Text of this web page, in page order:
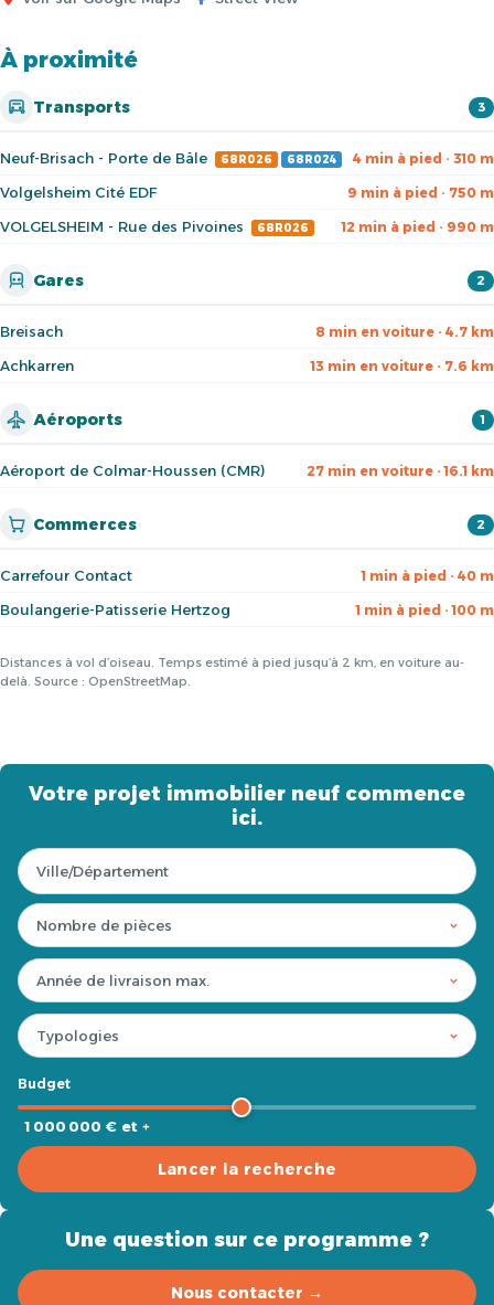
À proximité
Transports 3
Neuf-Brisach - Porte de Bâle 68R026 68R024 4 min à pied · 310 m
Volgelsheim Cité EDF 9 min à pied · 750 m
VOLGELSHEIM - Rue des Pivoines 68R026 12 min à pied · 990 m
Gares 2
Breisach 8 min en voiture · 4.7 km
Achkarren 13 min en voiture · 7.6 km
Aéroports 1
Aéroport de Colmar-Houssen (CMR) 27 min en voiture · 16.1 km
Commerces 2
Carrefour Contact 1 min à pied · 40 m
Boulangerie-Patisserie Hertzog 1 min à pied · 100 m
Distances à vol d’oiseau. Temps estimé à pied jusqu’à 2 km, en voiture au-
delà. Source : OpenStreetMap.
Votre projet immobilier neuf commence
ici.
Budget
1 000 000 € et +
Lancer la recherche
Une question sur ce programme ?
Nous contacter →